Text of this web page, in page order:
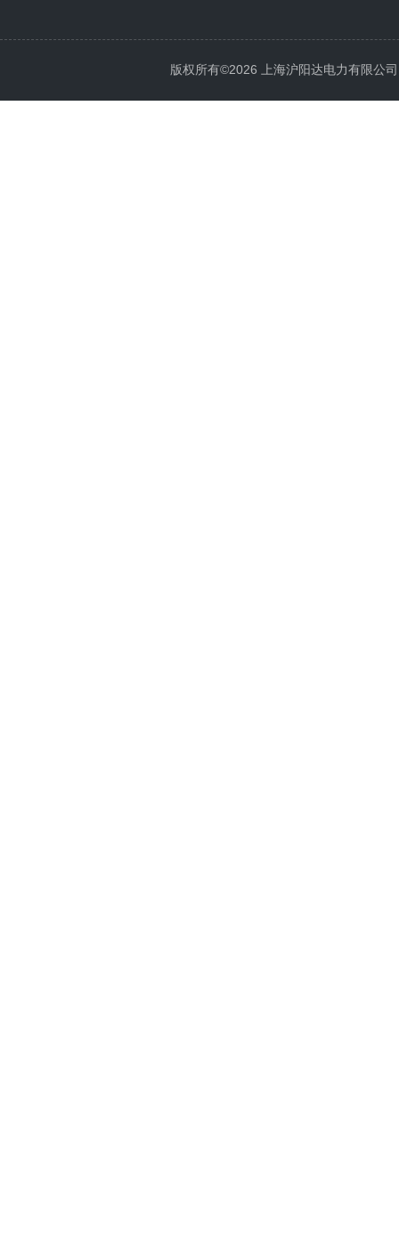
版权所有©2026 上海沪阳达电力有限公